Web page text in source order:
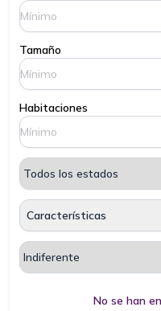
Tamaño
Habitaciones
Características
No se han
Cargando,